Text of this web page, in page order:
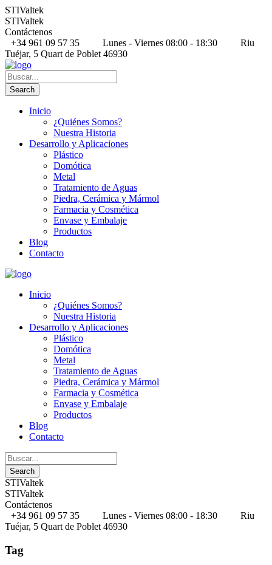
STIValtek
STIValtek
Contáctenos
+34 961 09 57 35
Lunes - Viernes 08:00 - 18:30
Riu
Tuéjar, 5 Quart de Poblet 46930
Inicio
¿Quiénes Somos?
Nuestra Historia
Desarrollo y Aplicaciones
Plástico
Domótica
Metal
Tratamiento de Aguas
Piedra, Cerámica y Mármol
Farmacia y Cosmética
Envase y Embalaje
Productos
Blog
Contacto
Inicio
¿Quiénes Somos?
Nuestra Historia
Desarrollo y Aplicaciones
Plástico
Domótica
Metal
Tratamiento de Aguas
Piedra, Cerámica y Mármol
Farmacia y Cosmética
Envase y Embalaje
Productos
Blog
Contacto
STIValtek
STIValtek
Contáctenos
+34 961 09 57 35
Lunes - Viernes 08:00 - 18:30
Riu
Tuéjar, 5 Quart de Poblet 46930
Tag